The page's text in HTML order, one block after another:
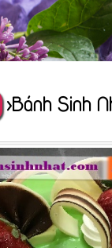
>Bánh Sinh